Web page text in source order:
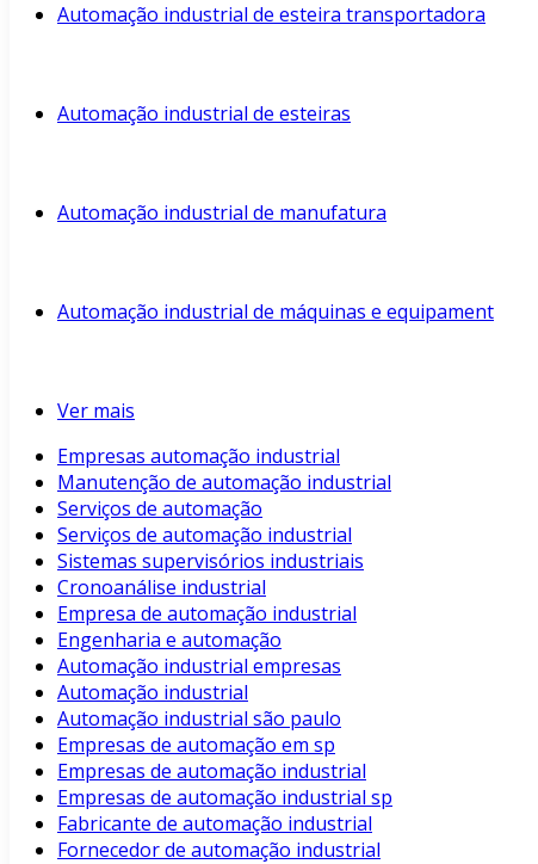
Automação industrial de esteira transportadora
Automação industrial de esteiras
Automação industrial de manufatura
Automação industrial de máquinas e equipament
Ver mais
Empresas automação industrial
Manutenção de automação industrial
Serviços de automação
Serviços de automação industrial
Sistemas supervisórios industriais
Cronoanálise industrial
Empresa de automação industrial
Engenharia e automação
Automação industrial empresas
Automação industrial
Automação industrial são paulo
Empresas de automação em sp
Empresas de automação industrial
Empresas de automação industrial sp
Fabricante de automação industrial
Fornecedor de automação industrial